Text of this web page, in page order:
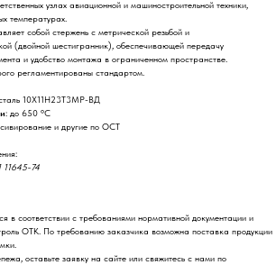
узлах авиационной и машиностроительной техники,
температурах.
собой стержень с метрической резьбой и
(двойной шестигранник), обеспечивающей передачу
и удобство монтажа в ограниченном пространстве.
регламентированы стандартом.
10Х11Н23Т3МР-ВД
: до 650 °С
и другие по ОСТ
74
в соответствии с требованиями нормативной документации и
ОТК. По требованию заказчика возможна поставка продукции
оставьте заявку на сайте или свяжитесь с нами по